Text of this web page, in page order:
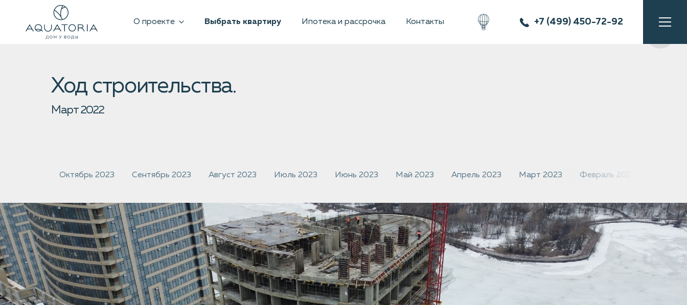
О проекте Выбрать квартиру Ипотека и рассрочка Контакты +7 (499) 450-72-92
Ход строительства.
Март 2022
Октябрь 2023 Сентябрь 2023 Август 2023 Июль 2023 Июнь 2023 Май 2023 Апрель 2023 Март 2023 Февраль 2023